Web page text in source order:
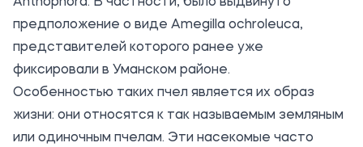
предположение о виде Amegilla ochroleuca,
представителей которого ранее уже
фиксировали в Уманском районе.
Особенностью таких пчел является их образ
жизни: они относятся к так называемым земляным
или одиночным пчелам. Эти насекомые часто